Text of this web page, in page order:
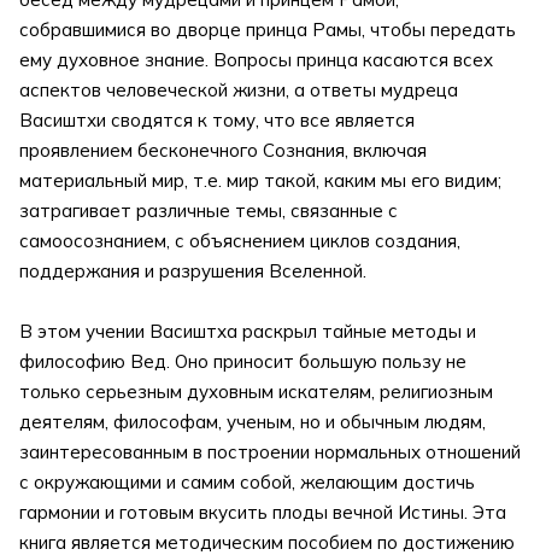
собравшимися во дворце принца Рамы, чтобы передать
ему духовное знание. Вопросы принца касаются всех
аспектов человеческой жизни, а ответы мудреца
Васиштхи сводятся к тому, что все является
проявлением бесконечного Сознания, включая
материальный мир, т.е. мир такой, каким мы его видим;
затрагивает различные темы, связанные с
самоосознанием, с объяснением циклов создания,
поддержания и разрушения Вселенной.
В этом учении Васиштха раскрыл тайные методы и
философию Вед. Оно приносит большую пользу не
только серьезным духовным искателям, религиозным
деятелям, философам, ученым, но и обычным людям,
заинтересованным в построении нормальных отношений
с окружающими и самим собой, желающим достичь
гармонии и готовым вкусить плоды вечной Истины. Эта
книга является методическим пособием по достижению